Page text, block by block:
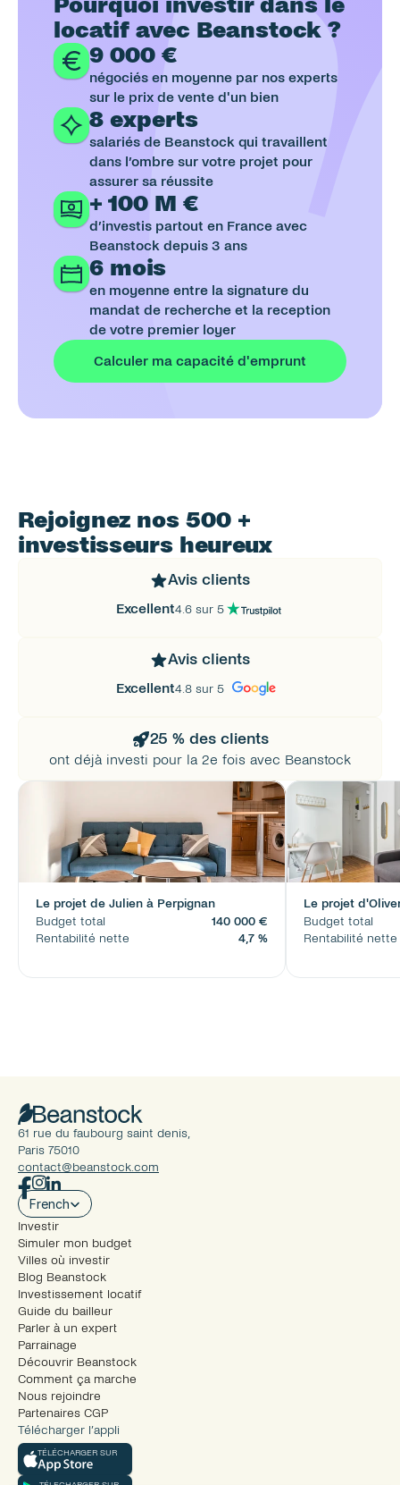
Pourquoi investir dans le
locatif avec Beanstock ?
9 000 €
négociés en moyenne par nos experts
sur le prix de vente d'un bien
8 experts
salariés de Beanstock qui travaillent
dans l’ombre sur votre projet pour
assurer sa réussite
+ 100 M €
d’investis partout en France avec
Beanstock depuis 3 ans
6 mois
en moyenne entre la signature du
mandat de recherche et la reception
de votre premier loyer
Calculer ma capacité d'emprunt
Rejoignez nos 500 +
investisseurs heureux
Avis clients
Excellent4.6 sur 5
Avis clients
Excellent4.8 sur 5
25 % des clients
ont déjà investi pour la 2e fois avec Beanstock
Le projet de Julien à Perpignan
Budget total
140 000 €
Rentabilité nette
4,7 %
Le projet
Budget total
Rentabilité nette
61 rue du faubourg saint denis,
Paris 75010
contact@beanstock.com
Select Language
French
Investir
Simuler mon budget
Villes où investir
Blog Beanstock
Investissement locatif
Guide du bailleur
Parler à un expert
Parrainage
Découvrir Beanstock
Comment ça marche
Nous rejoindre
Partenaires CGP
Télécharger l’appli
TÉLÉCHARGER SUR